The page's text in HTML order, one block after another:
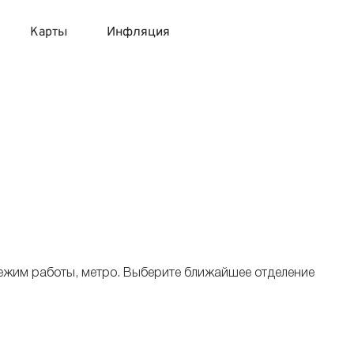
Карты Инфляция
работы, метро. Выберите ближайшее отделение